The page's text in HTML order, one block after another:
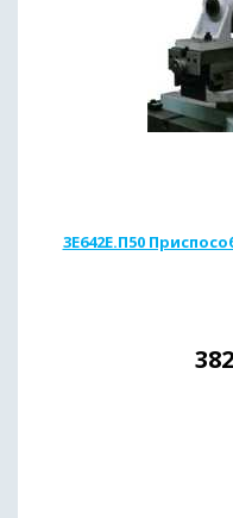
3Е642Е.П50